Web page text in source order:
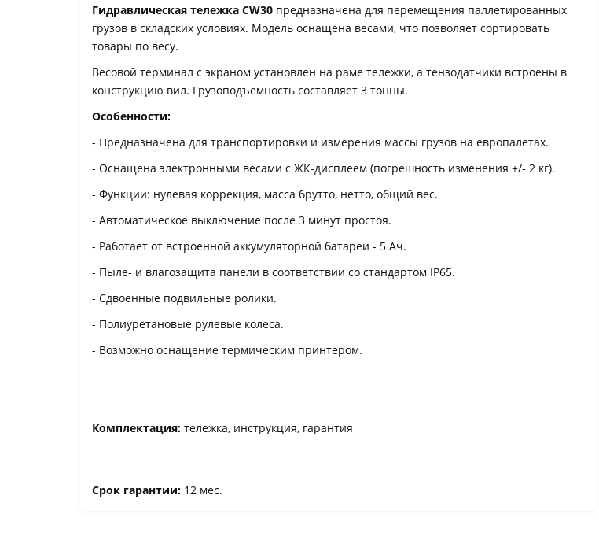
Гидравлическая тележка CW30 предназначена для перемещения паллетированных
грузов в складских условиях. Модель оснащена весами, что позволяет сортировать
товары по весу.
Весовой терминал с экраном установлен на раме тележки, а тензодатчики встроены в
конструкцию вил. Грузоподъемность составляет 3 тонны.
Особенности:
- Предназначена для транспортировки и измерения массы грузов на европалетах.
- Оснащена электронными весами с ЖК-дисплеем (погрешность изменения +/- 2 кг).
- Функции: нулевая коррекция, масса брутто, нетто, общий вес.
- Автоматическое выключение после 3 минут простоя.
- Работает от встроенной аккумуляторной батареи - 5 Ач.
- Пыле- и влагозащита панели в соответствии со стандартом IP65.
- Сдвоенные подвильные ролики.
- Полиуретановые рулевые колеса.
- Возможно оснащение термическим принтером.
Комплектация: тележка, инструкция, гарантия
Срок гарантии: 12 мес.